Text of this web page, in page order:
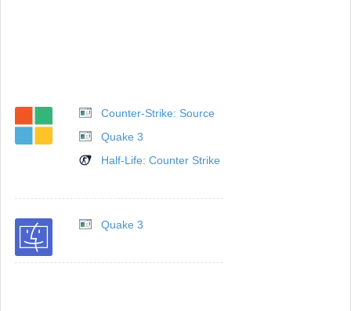
Counter-Strike: Source
Quake 3
Half-Life: Counter Strike
Quake 3